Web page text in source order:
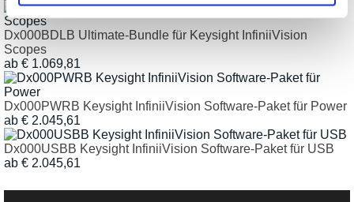
Dx000BDLB Ultimate-Bundle für Keysight InfiniiVision
Scopes
ab € 1.069,81
Dx000PWRB Keysight InfiniiVision Software-Paket für Power
ab € 2.045,61
Dx000USBB Keysight InfiniiVision Software-Paket für USB
ab € 2.045,61